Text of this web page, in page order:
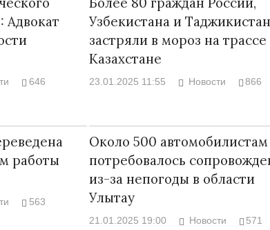
Адвокат
646
Узбекистана и
застряли в мороз на трассе
Казахстане
23.01.2025 11:55 Новости 866
работы
563
Около 500 автомобилистам
потребовалось
из-за непогоды в области
Улытау
21.01.2025 19:00 Новости 571
Война
Сороса